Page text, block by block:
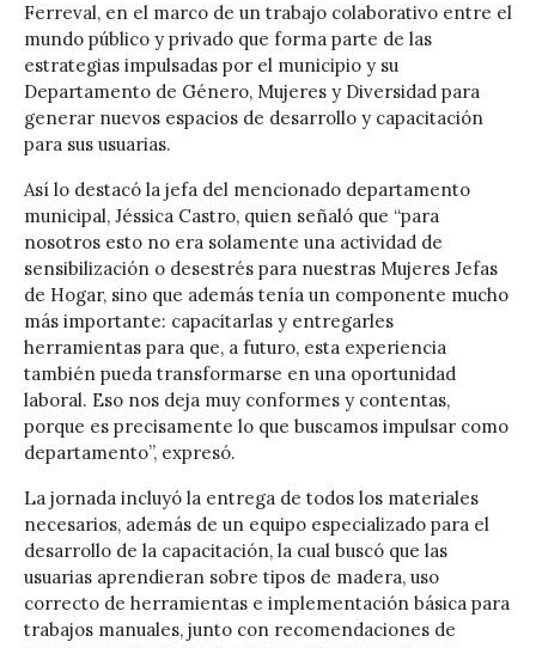
Ferreval, en el marco de un trabajo colaborativo entre el
mundo público y privado que forma parte de las
estrategias impulsadas por el municipio y su
Departamento de Género, Mujeres y Diversidad para
generar nuevos espacios de desarrollo y capacitación
para sus usuarias.
Así lo destacó la jefa del mencionado departamento
municipal, Jéssica Castro, quien señaló que “para
nosotros esto no era solamente una actividad de
sensibilización o desestrés para nuestras Mujeres Jefas
de Hogar, sino que además tenía un componente mucho
más importante: capacitarlas y entregarles
herramientas para que, a futuro, esta experiencia
también pueda transformarse en una oportunidad
laboral. Eso nos deja muy conformes y contentas,
porque es precisamente lo que buscamos impulsar como
departamento”, expresó.
La jornada incluyó la entrega de todos los materiales
necesarios, además de un equipo especializado para el
desarrollo de la capacitación, la cual buscó que las
usuarias aprendieran sobre tipos de madera, uso
correcto de herramientas e implementación básica para
trabajos manuales, junto con recomendaciones de